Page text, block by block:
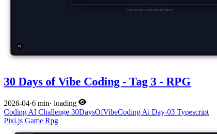
30 Days of Vibe Coding - Tag 3 - RPG
2026-04·6 min· loading
Coding AI Challenge 30DaysOfVibeCoding Ai Day-03 Typescript
Pixi.js Game Rpg